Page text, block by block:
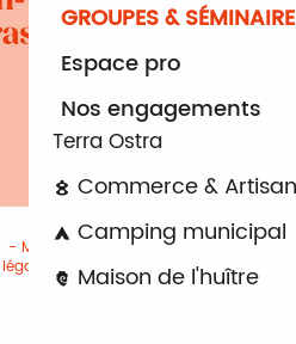
GROUPES &
Espace pro
Nos engagements
Terra Ostra
Commerce &
Camping municipal
Maison de l'huître
Mentions
légales
Paramètres des
cookies